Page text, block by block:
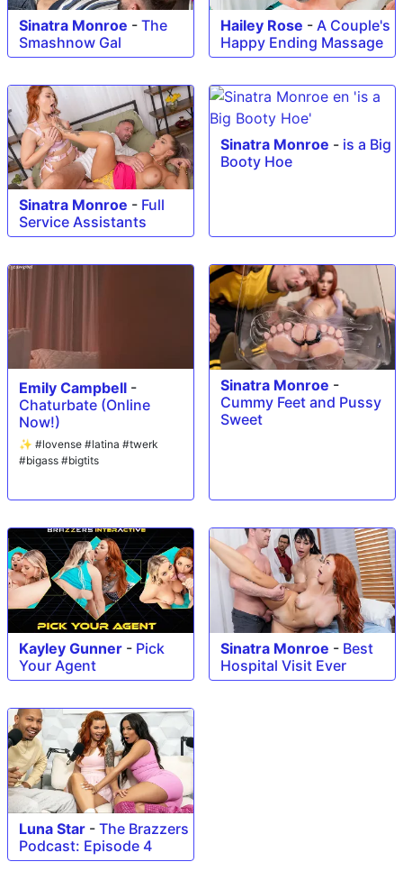
Sinatra Monroe - The
Smashnow Gal
Hailey Rose - A Couple's
Happy Ending Massage
Sinatra Monroe - Full
Service Assistants
Sinatra Monroe - is a Big
Booty Hoe
Emily Campbell -
Chaturbate (Online
Now!)
✨ #lovense #latina #twerk
#bigass #bigtits
Sinatra Monroe -
Cummy Feet and Pussy
Sweet
Kayley Gunner - Pick
Your Agent
Sinatra Monroe - Best
Hospital Visit Ever
Luna Star - The Brazzers
Podcast: Episode 4